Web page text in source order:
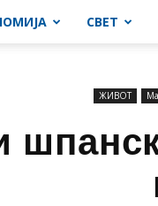
СВЕТ
ЖИВОТ